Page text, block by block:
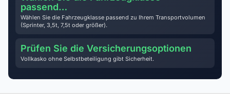
passend…
Wählen Sie die Fahrzeugklasse passend zu Ihrem Transportvolumen
(Sprinter, 3,5t, 7,5t oder größer).
Prüfen Sie die Versicherungsoptionen
Vollkasko ohne Selbstbeteiligung gibt Sicherheit.